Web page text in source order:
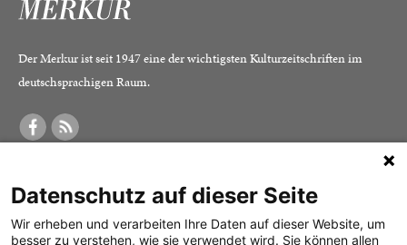
Der Merkur ist seit 1947 eine der wichtigsten Kulturzeitschriften im
deutschsprachigen Raum.
Was ist der Merkur?
Herausgeber /
Alle Abos im Überblick
Print-Abo
Impressum
Datenschutz
Datenschutz auf dieser Seite
Wir erheben und verarbeiten Ihre Daten auf dieser Website, um
besser zu verstehen, wie sie verwendet wird. Sie können allen